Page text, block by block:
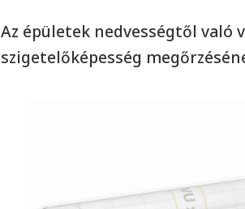
Az épületek nedvességtől való
szigetelőképesség